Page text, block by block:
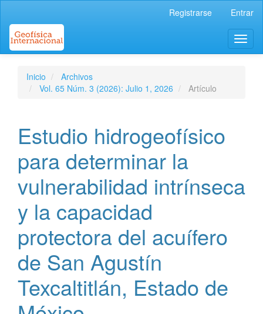
Contenido
principal
Barra
Registrarse Entrar
Inicio
Archivos
Vol. 65 Núm. 3 (2026): Julio 1, 2026
Artículo
Estudio hidrogeofísico
para determinar la
vulnerabilidad intrínseca
y la capacidad
protectora del acuífero
de San Agustín
Texcaltitlán, Estado de